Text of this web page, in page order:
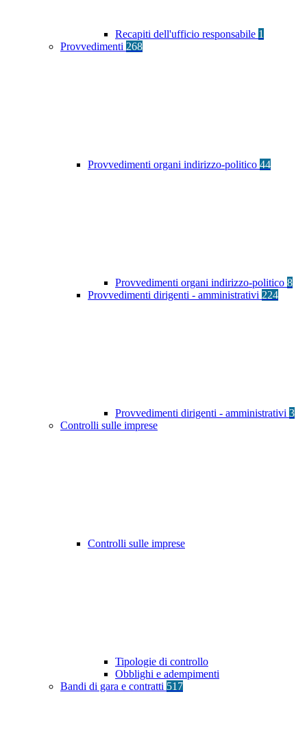
Recapiti dell'ufficio responsabile 1
Provvedimenti 268
Provvedimenti organi indirizzo-politico 44
Provvedimenti organi indirizzo-politico 8
Provvedimenti dirigenti - amministrativi 224
Provvedimenti dirigenti - amministrativi 3
Controlli sulle imprese
Controlli sulle imprese
Tipologie di controllo
Obblighi e adempimenti
Bandi di gara e contratti 517